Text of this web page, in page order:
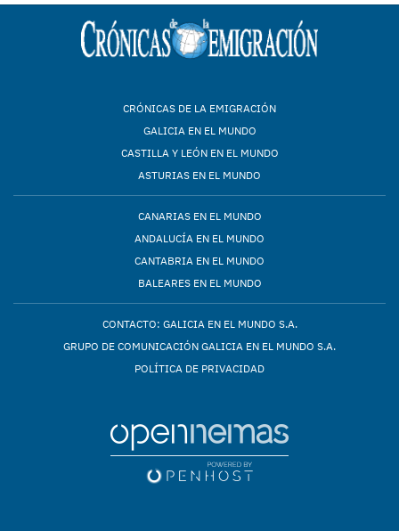
CRÓNICAS DE LA EMIGRACIÓN
GALICIA EN EL MUNDO
CASTILLA Y LEÓN EN EL MUNDO
ASTURIAS EN EL MUNDO
CANARIAS EN EL MUNDO
ANDALUCÍA EN EL MUNDO
CANTABRIA EN EL MUNDO
BALEARES EN EL MUNDO
CONTACTO: GALICIA EN EL MUNDO S.A.
GRUPO DE COMUNICACIÓN GALICIA EN EL MUNDO S.A.
POLÍTICA DE PRIVACIDAD